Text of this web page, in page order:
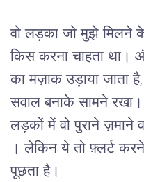
वो लड़का जो मुझे मिलने
किस करना चाहता
का मज़ाक उड़ाया जाता
सवाल बनाके सामने
लड़कों में वो पुराने ज़माने
। लेकिन ये तो फ़्लर्ट करने
पूछता है।